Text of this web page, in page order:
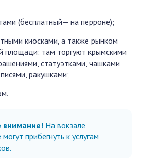
(бесплатный— на перроне);
киосками, а также рынком
площади: там торгуют крымскими
статуэтками, чашками
ракушками;
внимание! На вокзале
прибегнуть к услугам